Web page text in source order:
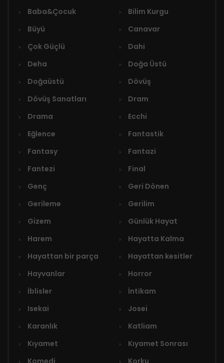
Baba&Çocuk
Bilim Kurgu
Büyü
Canavar
Çok Güçlü
Dahi
Deha
Doğa Üstü
Doğaüstü
Dövüş
Dövüş Sanatları
Dram
Drama
Ecchi
Eğlence
Fantastik
Fantasy
Fantazi
Fantezi
Final
Genç
Geri Dönen
Gerileme
Gerilim
Gizem
Günlük Hayat
Harem
Hayatta Kalma
Hayattan bir parça
Hayattan kesitler
Hayvanlar
Horror
İblisler
İntikam
Isekai
Josei
Karanlık
Katliam
Kıyamet
Kıyamet Sonrası